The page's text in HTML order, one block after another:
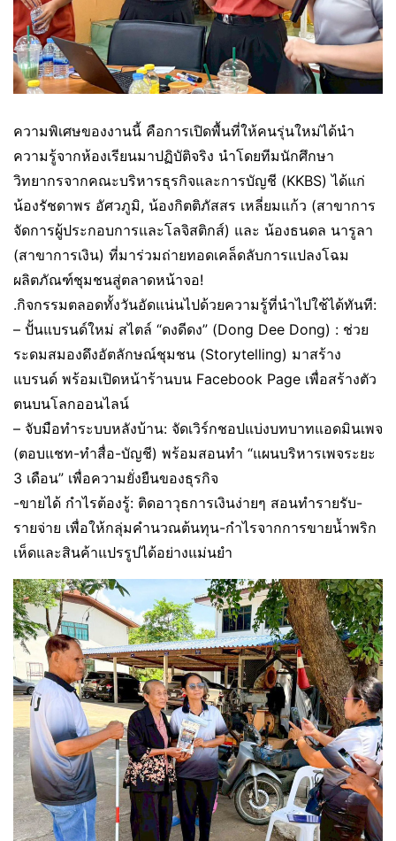
ความพิเศษของงานนี้ คือการเปิดพื้นที่ให้คนรุ่นใหม่ได้นำ
ความรู้จากห้องเรียนมาปฏิบัติจริง นำโดยทีมนักศึกษา
วิทยากรจากคณะบริหารธุรกิจและการบัญชี (KKBS) ได้แก่
น้องรัชดาพร อัศวภูมิ, น้องกิตติภัสสร เหลี่ยมแก้ว (สาขาการ
จัดการผู้ประกอบการและโลจิสติกส์) และ น้องธนดล นารูลา
(สาขาการเงิน) ที่มาร่วมถ่ายทอดเคล็ดลับการแปลงโฉม
ผลิตภัณฑ์ชุมชนสู่ตลาดหน้าจอ!
.กิจกรรมตลอดทั้งวันอัดแน่นไปด้วยความรู้ที่นำไปใช้ได้ทันที:
– ปั้นแบรนด์ใหม่ สไตล์ “ดงดีดง” (Dong Dee Dong) : ช่วย
ระดมสมองดึงอัตลักษณ์ชุมชน (Storytelling) มาสร้าง
แบรนด์ พร้อมเปิดหน้าร้านบน Facebook Page เพื่อสร้างตัว
ตนบนโลกออนไลน์
– จับมือทำระบบหลังบ้าน: จัดเวิร์กชอปแบ่งบทบาทแอดมินเพจ
(ตอบแชท-ทำสื่อ-บัญชี) พร้อมสอนทำ “แผนบริหารเพจระยะ
3 เดือน” เพื่อความยั่งยืนของธุรกิจ
-ขายได้ กำไรต้องรู้: ติดอาวุธการเงินง่ายๆ สอนทำรายรับ-
รายจ่าย เพื่อให้กลุ่มคำนวณต้นทุน-กำไรจากการขายน้ำพริก
เห็ดและสินค้าแปรรูปได้อย่างแม่นยำ